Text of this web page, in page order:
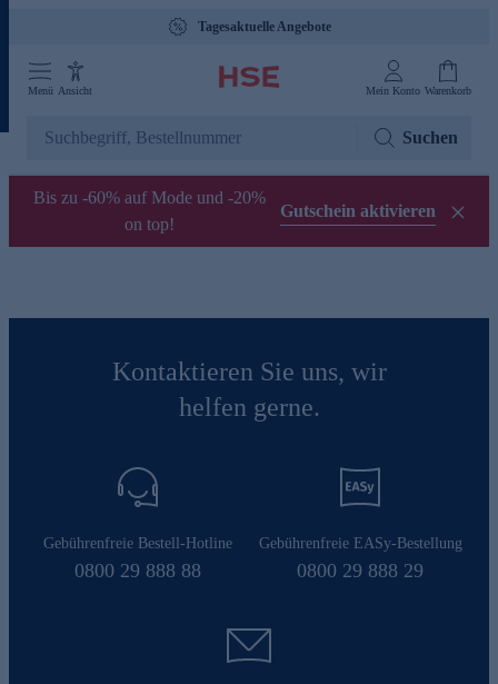
Tagesaktuelle Angebote
Menü Ansicht Mein Konto Warenkorb
Suchen
Bis zu -60% auf Mode und -20%
on top!
Gutschein aktivieren
Kontaktieren Sie uns, wir
helfen gerne.
Gebührenfreie Bestell-Hotline
0800 29 888 88
Gebührenfreie EASy-Bestellung
0800 29 888 29